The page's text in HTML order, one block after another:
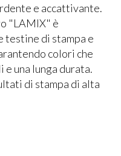
e accattivante.
"LAMIX" è
testine di stampa e
colori che
una lunga durata.
di stampa di alta